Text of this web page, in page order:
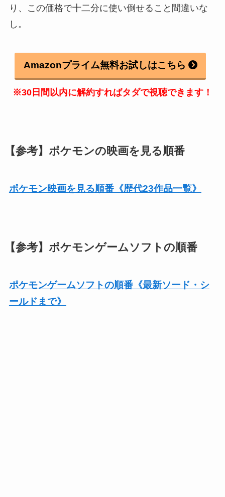
り、この価格で十二分に使い倒せること間違いな
し。
Amazonプライム無料お試しはこちら
※30日間以内に解約すればタダで視聴できます！
【参考】ポケモンの映画を見る順番
ポケモン映画を見る順番《歴代23作品一覧》
【参考】ポケモンゲームソフトの順番
ポケモンゲームソフトの順番《最新ソード・シ
ールドまで》